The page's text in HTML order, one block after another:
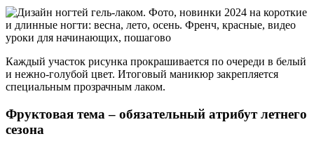
Каждый участок рисунка прокрашивается по очереди в белый
и нежно-голубой цвет. Итоговый маникюр закрепляется
специальным прозрачным лаком.
Фруктовая тема – обязательный атрибут летнего
сезона